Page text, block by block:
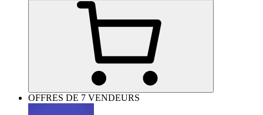
OFFRES DE 7 VENDEURS